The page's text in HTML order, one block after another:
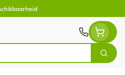
Zoek